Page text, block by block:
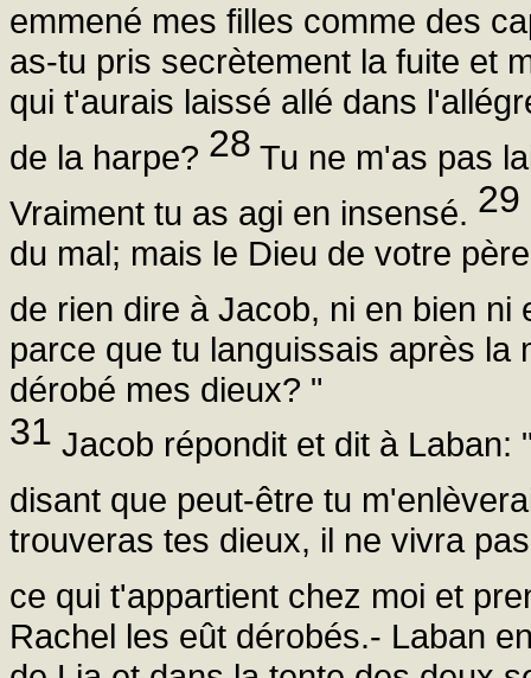
emmené mes filles comme des
as-tu pris secrètement la fuite et
qui t'aurais laissé allé dans
de la harpe? 28 Tu ne m'as pas
Vraiment tu as agi en insensé. 29
du mal; mais le Dieu de votre
de rien dire à Jacob, ni en bien ni
parce que tu languissais après la
dérobé mes dieux? "
31 Jacob répondit et dit à Laban:
disant que peut-être tu
trouveras tes dieux, il ne vivra
ce qui t'appartient chez moi et
Rachel les eût dérobés.- Laban